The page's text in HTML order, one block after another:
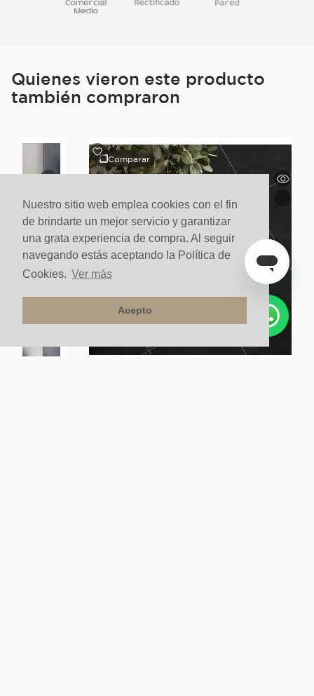
Nuestro sitio web emplea cookies con el fin
de brindarte un mejor servicio y garantizar
una grata experiencia de compra. Al seguir
navegando estás aceptando la Política de
Cookies. Ver más
Acepto
Quienes vieron este producto
también compraron
Comparar